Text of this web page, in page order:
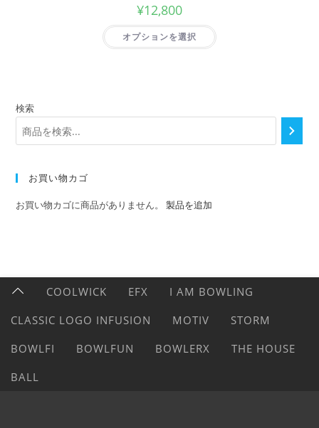
¥12,800
オプションを選択
検索
お買い物カゴ
お買い物カゴに商品がありません。製品を追加
COOLWICK EFX
I AM BOWLING
CLASSIC LOGO INFUSION
MOTIV
STORM
BOWLFI
BOWLFUN BOWLERX
THE HOUSE
BALL